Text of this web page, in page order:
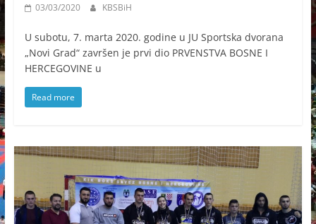
03/03/2020 KBSBiH
U subotu, 7. marta 2020. godine u JU Sportska dvorana
„Novi Grad“ završen je prvi dio PRVENSTVA BOSNE I
HERCEGOVINE u
Read more